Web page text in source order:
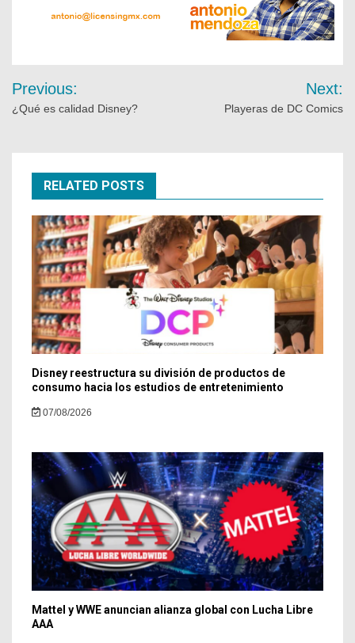
Previous:
¿Qué es calidad Disney?
Next:
Playeras de DC Comics
RELATED POSTS
Disney reestructura su división de productos de
consumo hacia los estudios de entretenimiento
07/08/2026
Mattel y WWE anuncian alianza global con Lucha Libre
AAA